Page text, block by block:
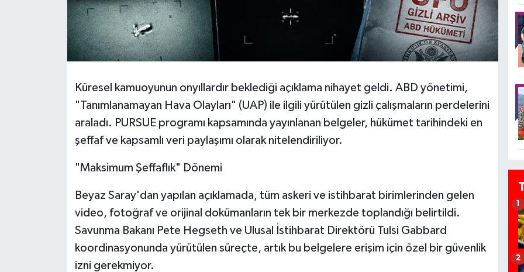
Küresel kamuoyunun onyıllardır beklediği açıklama nihayet geldi. ABD yönetimi,
"Tanımlanamayan Hava Olayları" (UAP) ile ilgili yürütülen gizli çalışmaların perdelerini
araladı. PURSUE programı kapsamında yayınlanan belgeler, hükümet tarihindeki en
şeffaf ve kapsamlı veri paylaşımı olarak nitelendiriliyor.
"Maksimum Şeffaflık" Dönemi
Beyaz Saray'dan yapılan açıklamada, tüm askeri ve istihbarat birimlerinden gelen
video, fotoğraf ve orijinal dokümanların tek bir merkezde toplandığı belirtildi.
Savunma Bakanı Pete Hegseth ve Ulusal İstihbarat Direktörü Tulsi Gabbard
koordinasyonunda yürütülen süreçte, artık bu belgelere erişim için özel bir güvenlik
izni gerekmiyor.
1
2
RESMİ İLANLAR
Tarihi Yapılarımız
Teknoloji